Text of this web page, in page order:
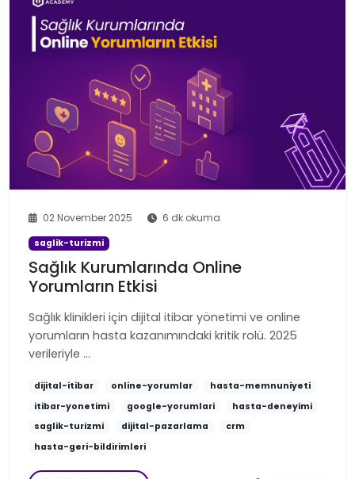
02 November 2025 6 dk okuma
saglik-turizmi
Sağlık Kurumlarında Online
Yorumların Etkisi
Sağlık klinikleri için dijital itibar yönetimi ve online
yorumların hasta kazanımındaki kritik rolü. 2025
verileriyle …
dijital-itibar online-yorumlar
hasta-memnuniyeti
itibar-yonetimi
google-yorumlari
hasta-deneyimi
saglik-turizmi
dijital-pazarlama
crm
hasta-geri-bildirimleri